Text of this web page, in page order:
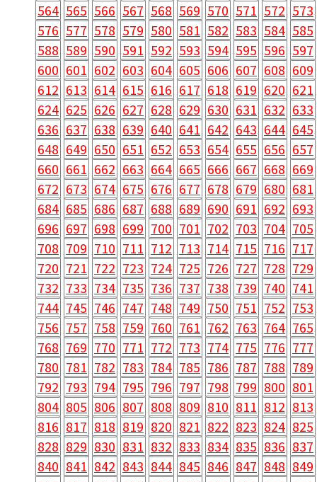
564 565 566 567 568 569 570 571 572 573
576 577 578 579 580 581 582 583 584 585
588 589 590 591 592 593 594 595 596 597
600 601 602 603 604 605 606 607 608 609
612 613 614 615 616 617 618 619 620 621
624 625 626 627 628 629 630 631 632 633
636 637 638 639 640 641 642 643 644 645
648 649 650 651 652 653 654 655 656 657
660 661 662 663 664 665 666 667 668 669
672 673 674 675 676 677 678 679 680 681
684 685 686 687 688 689 690 691 692 693
696 697 698 699 700 701 702 703 704 705
708 709 710 711 712 713 714 715 716 717
720 721 722 723 724 725 726 727 728 729
732 733 734 735 736 737 738 739 740 741
744 745 746 747 748 749 750 751 752 753
756 757 758 759 760 761 762 763 764 765
768 769 770 771 772 773 774 775 776 777
780 781 782 783 784 785 786 787 788 789
792 793 794 795 796 797 798 799 800 801
804 805 806 807 808 809 810 811 812 813
816 817 818 819 820 821 822 823 824 825
828 829 830 831 832 833 834 835 836 837
840 841 842 843 844 845 846 847 848 849